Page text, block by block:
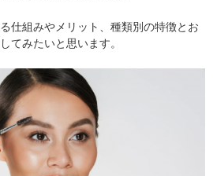
仕組みやメリット、種類別の特徴とお
てみたいと思います。